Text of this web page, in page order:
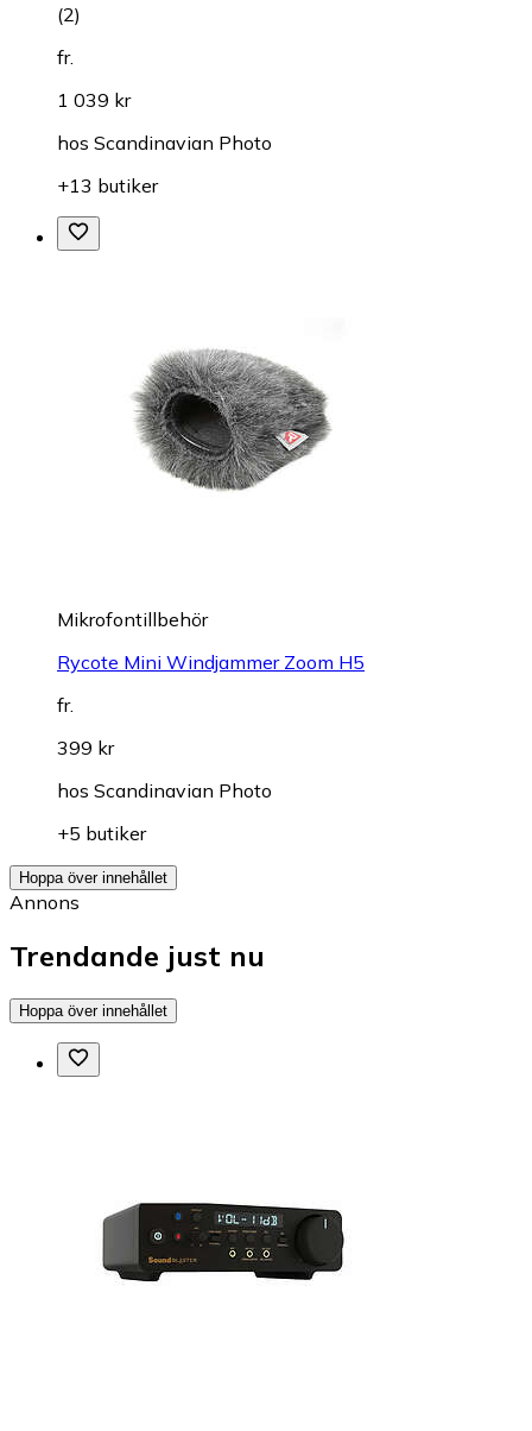
(2)
fr.
1 039 kr
hos Scandinavian Photo
+13 butiker
Mikrofontillbehör
Rycote Mini Windjammer Zoom H5
fr.
399 kr
hos Scandinavian Photo
+5 butiker
Hoppa över innehållet
Annons
Trendande just nu
Hoppa över innehållet